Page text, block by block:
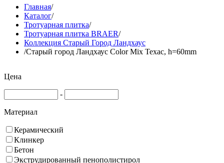
Главная/
Каталог/
Тротуарная плитка/
Тротуарная плитка BRAER/
Коллекция Старый Город Ландхаус
/Старый город Ландхаус Color Mix Техас, h=60mm
Цена
-
Материал
Керамический
Клинкер
Бетон
Экструдированный пенополистирол